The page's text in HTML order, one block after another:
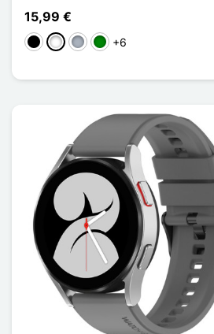
15,99 €
NegroBlanco
Gris Verde
+6